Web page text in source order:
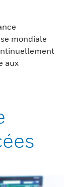
mondiale
aux